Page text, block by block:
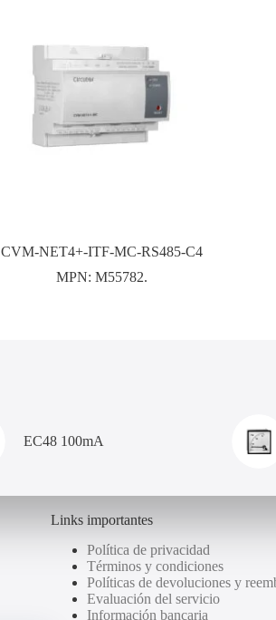
CVM-NET4+-ITF-MC-RS485-C4
MPN: M55782.
EC48 100mA
Links importantes
Política de privacidad
Términos y condiciones
Políticas de devoluciones y
Evaluación del servicio
Información bancaria